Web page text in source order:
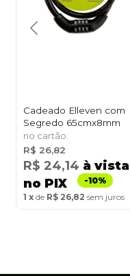
Cadeado Elleven com
Segredo 65cmx8mm
R$ 26,82
1 de R$ 26,82 sem juros
R$ 24,14 à vista
no PIX